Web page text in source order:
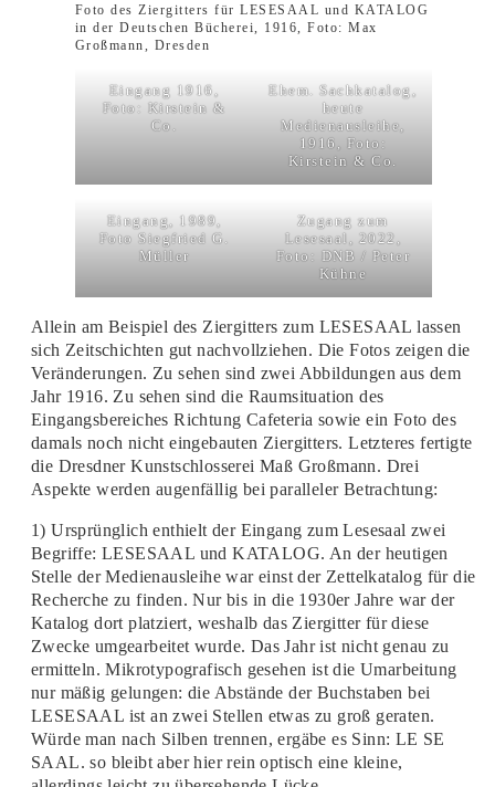
Foto des Ziergitters für LESESAAL und KATALOG
in der Deutschen Bücherei, 1916, Foto: Max
Großmann, Dresden
Eingang 1916,
Foto: Kirstein &
Co.
Ehem. Sachkatalog,
heute
Medienausleihe,
1916, Foto:
Kirstein & Co.
Eingang, 1989,
Foto Siegfried G.
Müller
Zugang zum
Lesesaal, 2022,
Foto: DNB / Peter
Kühne
Allein am Beispiel des Ziergitters zum LESESAAL lassen
sich Zeitschichten gut nachvollziehen. Die Fotos zeigen die
Veränderungen. Zu sehen sind zwei Abbildungen aus dem
Jahr 1916. Zu sehen sind die Raumsituation des
Eingangsbereiches Richtung Cafeteria sowie ein Foto des
damals noch nicht eingebauten Ziergitters. Letzteres fertigte
die Dresdner Kunstschlosserei Maß Großmann. Drei
Aspekte werden augenfällig bei paralleler Betrachtung:
1) Ursprünglich enthielt der Eingang zum Lesesaal zwei
Begriffe: LESESAAL und KATALOG. An der heutigen
Stelle der Medienausleihe war einst der Zettelkatalog für die
Recherche zu finden. Nur bis in die 1930er Jahre war der
Katalog dort platziert, weshalb das Ziergitter für diese
Zwecke umgearbeitet wurde. Das Jahr ist nicht genau zu
ermitteln. Mikrotypografisch gesehen ist die Umarbeitung
nur mäßig gelungen: die Abstände der Buchstaben bei
LESESAAL ist an zwei Stellen etwas zu groß geraten.
Würde man nach Silben trennen, ergäbe es Sinn: LE SE
SAAL. so bleibt aber hier rein optisch eine kleine,